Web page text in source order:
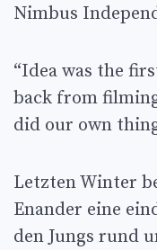
Nimbus
“Idea was the
back from
did our own
Letzten Winter
Enander eine
den Jungs rund